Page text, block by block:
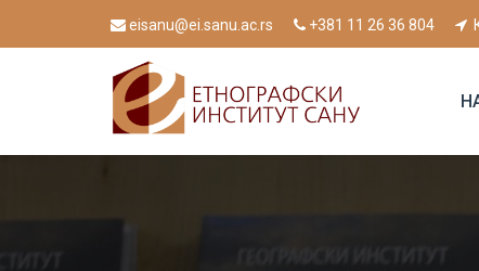
eisanu@ei.sanu.ac.rs +381 11 26 36 804